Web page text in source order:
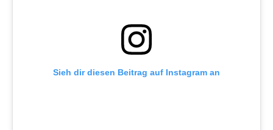
Sieh dir diesen Beitrag auf Instagram an